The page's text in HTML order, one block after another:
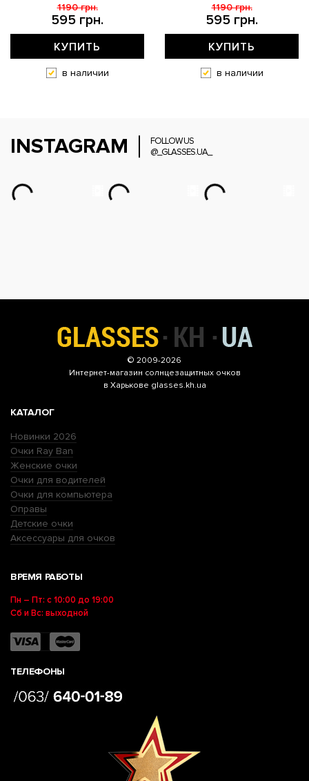
595 грн.
1190 грн.
КУПИТЬ
в наличии
595 грн.
1190 грн.
КУПИТЬ
в наличии
INSTAGRAM
FOLLOW US
@_GLASSES.UA_
© 2009-2026
Интернет-магазин солнцезащитных очков
в Харькове glasses.kh.ua
КАТАЛОГ
Новинки 2026
Очки Ray Ban
Женские очки
Очки для водителей
Очки для компьютера
Оправы
Детские очки
Аксессуары для очков
ВРЕМЯ РАБОТЫ
Пн – Пт: с 10:00 до 19:00
Сб и Вс: выходной
ТЕЛЕФОНЫ